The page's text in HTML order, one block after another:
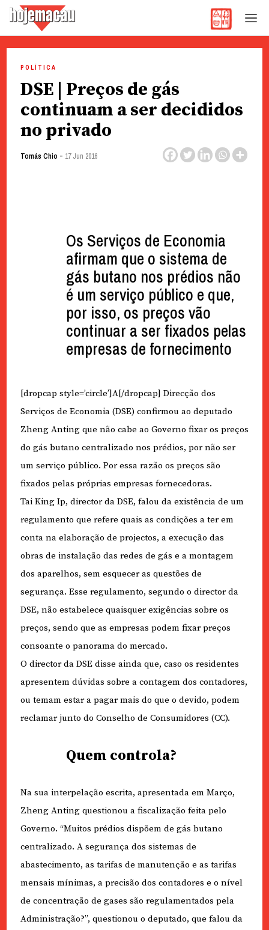
content
POLÍTICA
DSE | Preços de gás
continuam a ser decididos
no privado
Tomás Chio - 17 Jun 2016
Os Serviços de Economia
afirmam que o sistema de
gás butano nos prédios não
é um serviço público e que,
por isso, os preços vão
continuar a ser fixados pelas
empresas de fornecimento
[dropcap style=’circle’]A[/dropcap] Direcção dos
Serviços de Economia (DSE) confirmou ao deputado
Zheng Anting que não cabe ao Governo fixar os preços
do gás butano centralizado nos prédios, por não ser
um serviço público. Por essa razão os preços são
fixados pelas próprias empresas fornecedoras.
Tai King Ip, director da DSE, falou da existência de um
regulamento que refere quais as condições a ter em
conta na elaboração de projectos, a execução das
obras de instalação das redes de gás e a montagem
dos aparelhos, sem esquecer as questões de
segurança. Esse regulamento, segundo o director da
DSE, não estabelece quaisquer exigências sobre os
preços, sendo que as empresas podem fixar preços
consoante o panorama do mercado.
O director da DSE disse ainda que, caso os residentes
apresentem dúvidas sobre a contagem dos contadores,
ou temam estar a pagar mais do que o devido, podem
reclamar junto do Conselho de Consumidores (CC).
Quem controla?
Na sua interpelação escrita, apresentada em Março,
Zheng Anting questionou a fiscalização feita pelo
Governo. “Muitos prédios dispõem de gás butano
centralizado. A segurança dos sistemas de
abastecimento, as tarifas de manutenção e as tarifas
mensais mínimas, a precisão dos contadores e o nível
de concentração de gases são regulamentados pela
Administração?”, questionou o deputado, que falou da